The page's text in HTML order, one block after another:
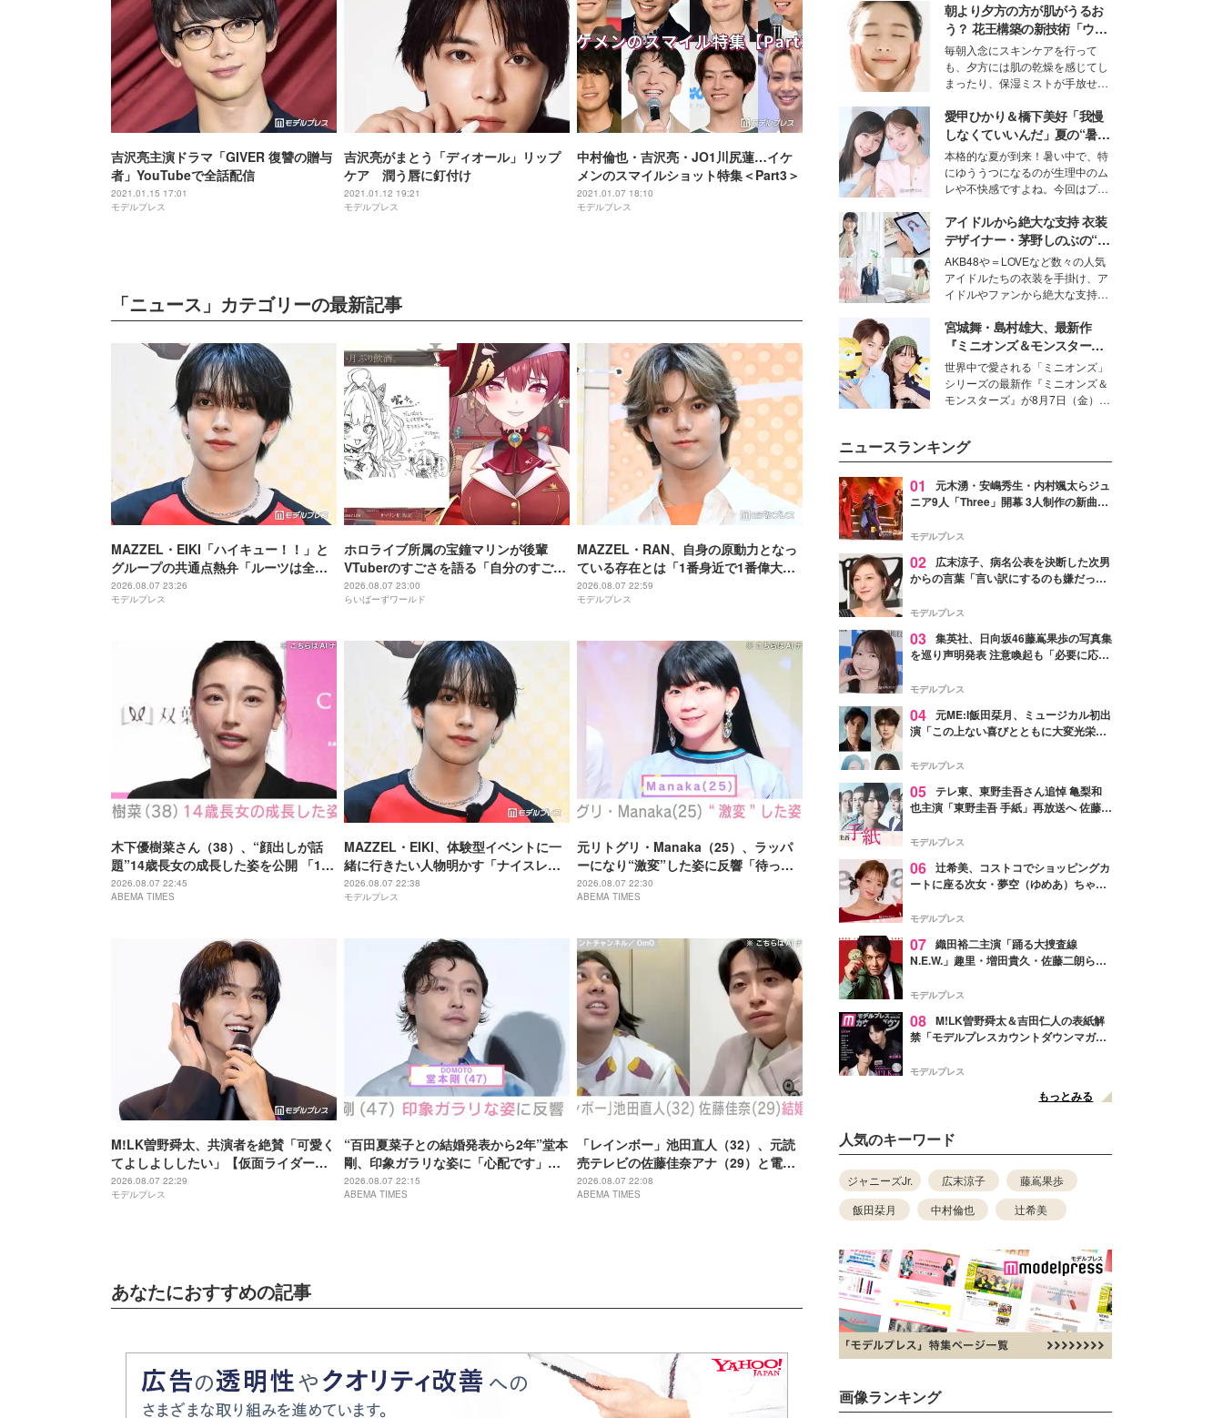
吉沢亮主演ドラマ「GIVER 復讐の贈与
者」YouTubeで全話配信
2021.01.15 17:01
モデルプレス
吉沢亮がまとう「ディオール」リップ
ケア 潤う唇に釘付け
2021.01.12 19:21
モデルプレス
中村倫也・吉沢亮・JO1川尻蓮…イケ
メンのスマイルショット特集＜Part3＞
2021.01.07 18:10
モデルプレス
「ニュース」カテゴリーの最新記事
MAZZEL・EIKI「ハイキュー！！」と
グループの共通点熱弁「ルーツは全然
違うんですけど」
2026.08.07 23:26
モデルプレス
ホロライブ所属の宝鐘マリンが後輩
VTuberのすごさを語る「自分のすごさ
に気づいてない」
2026.08.07 23:00
らいばーずワールド
MAZZEL・RAN、自身の原動力となっ
ている存在とは「1番身近で1番偉大な
存在」
2026.08.07 22:59
モデルプレス
木下優樹菜さん（38）、“顔出しが話
題”14歳長女の成長した姿を公開 「14
歳とは思えぬオトナっぽさ」「優樹菜
ちゃんにそっくりすぎる」など反響
2026.08.07 22:45
ABEMA TIMES
MAZZEL・EIKI、体験型イベントに一
緒に行きたい人物明かす「ナイスレシ
ーブするまで終わらない」
2026.08.07 22:38
モデルプレス
元リトグリ・Manaka（25）、ラッパ
ーになり“激変”した姿に反響「待っ
て」「昔から見てるけど 最近ずっと可
愛くなってる」
2026.08.07 22:30
ABEMA TIMES
M!LK曽野舜太、共演者を絶賛「可愛く
てよしよししたい」【仮面ライダーゼ
ッツ さよならのミッション】
2026.08.07 22:29
モデルプレス
“百田夏菜子との結婚発表から2年”堂本
剛、印象ガラリな姿に「心配です」
「匂わせなの？」などさまざまな声
2026.08.07 22:15
ABEMA TIMES
「レインボー」池田直人（32）、元読
売テレビの佐藤佳奈アナ（29）と電撃
結婚「ジャンボより先とは」「かなり
びっくり！」など驚きの声
2026.08.07 22:08
ABEMA TIMES
あなたにおすすめの記事
ションの完成度を高めるベースと
して、“髪そのものの美しさ”に改
めて注目する人が増えている様
子。今回は、そんな憧れの艶やか
な髪を日常で叶える、美容好きの
女性たちのヘアケア事情を紹介し
ます。
朝より夕方の方が肌がうるお
う？ 花王構築の新技術「ウォ
ーターキャプチャリングスキ
ン（捕水肌）」がスキンケア
の常識を変える予感
毎朝入念にスキンケアを行って
も、夕方には肌の乾燥を感じてし
まったり、保湿ミストが手放せな
な美容の常識を大きく変える可能
性を秘めた、革新的な「Water
Capturing Skin（ウォーターキャ
プチャリングスキン：捕水肌）」
技術を、花王が構築した。
愛甲ひかり＆橋下美好「我慢
しなくていいんだ」夏の“暑さ
対策”の新しい選択肢とは？
本格的な夏が到来！暑い中で、特
にゆううつになるのが生理中のム
レや不快感ですよね。今回はプラ
モデル・愛甲ひかりさんと橋下美
好さんを迎えて本音で女子会トー
ク。猛暑のお出かけを快適に過ご
すヒントや、2人が感動した夏の
生理の新常識にも迫りました。
アイドルから絶大な支持 衣装
デザイナー・茅野しのぶの“可
愛い”を作る美学＜「シチズン
クロスシー」インタビュー＞
AKB48や＝LOVEなど数々の人気
アイドルたちの衣装を手掛け、ア
イドルやファンから絶大な支持を
取締役兼クリエイティブディレク
ター・茅野しのぶ。一人ひとりの
個性に寄り添い、魅力を引き出す
衣装作りは、多くの女性たちに勇
気と自信を与え続けている。
宮城舞・島村雄大、最新作
『ミニオンズ＆モンスター
ズ』の魅力熱弁 ハチャメチャ
だけじゃない“友情と絆”に感
動
世界中で愛される「ミニオンズ」
シリーズの最新作『ミニオンズ＆
モンスターズ』が8月7日（金）に
デルの宮城舞と島村雄大の特別対
談をお届け！それぞれの視点か
ら、今作ならではの魅力や予想外
の感動をもたらす奥深いストーリ
た。
ニュースランキング
01
元木湧・安嶋秀生・内村颯太らジュ
ニア9人「Three」開幕 3人制作の新曲＆
進んで夢を掴みたい」【ゲネプロレポ】
モデルプレス
02
広末涼子、病名公表を決断した次男
からの言葉「言い訳にするのも嫌だっ
モデルプレス
03 集英社、日向坂46藤嶌果歩の写真集
を巡り声明発表 注意喚起も「必要に応じ
モデルプレス
04 元ME:I飯田栞月、ミュージカル初出
演「この上ない喜びとともに大変光栄」
ャスト発表
モデルプレス
05 テレ東、東野圭吾さん追悼 亀梨和
也主演「東野圭吾 手紙」再放送へ 佐藤隆
モデルプレス
06 辻希美、コストコでショッピングカ
ートに座る次女・夢空（ゆめあ）ちゃん
ぎ」「成長を感じる」の声
モデルプレス
07 織田裕二主演「踊る大捜査線
N.E.W.」趣里・増田貴久・佐藤二朗ら新
徴する“謎のキーワード”も
モデルプレス
08 M!LK曽野舜太＆吉田仁人の表紙解
禁「モデルプレスカウントダウンマガジ
モデルプレス
もっとみる
人気のキーワード
ジャニーズJr. 広末涼子
藤嶌果歩
飯田栞月
中村倫也 辻希美
画像ランキング